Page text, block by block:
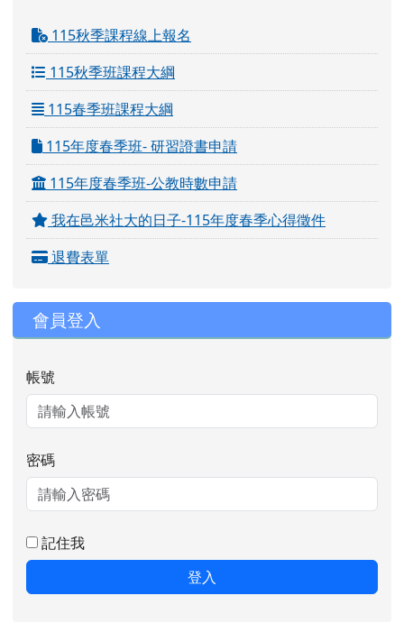
115秋季課程線上報名
115秋季班課程大綱
115春季班課程大綱
115年度春季班- 研習證書申請
115年度春季班-公教時數申請
我在邑米社大的日子-115年度春季心得徵件
退費表單
會員登入
帳號
密碼
記住我
登入